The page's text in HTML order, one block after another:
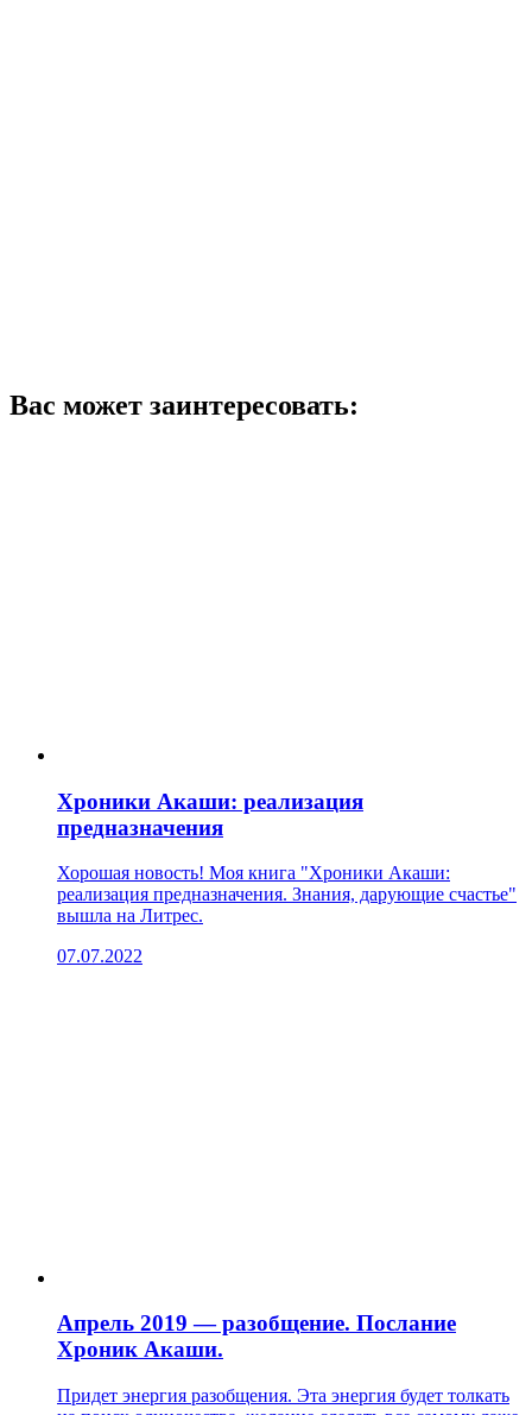
Вас может заинтересовать:
Хроники Акаши: реализация
предназначения
Хорошая новость! Моя книга "Хроники Акаши:
реализация предназначения. Знания, дарующие счастье"
вышла на Литрес.
07.07.2022
Апрель 2019 — разобщение. Послание
Хроник Акаши.
Придет энергия разобщения. Эта энергия будет толкать